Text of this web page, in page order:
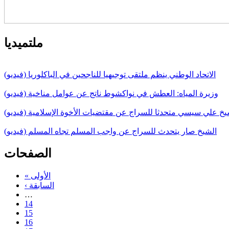
ملتميديا
الاتحاد الوطني ينظم ملتقى توجيهيا للناجحين في الباكلوريا (فيديو)
وزيرة المياه: العطش في نواكشوط ناتج عن عوامل مناخية (فيديو)
علي سيسي متحدثا للسراج عن مقتضيات الأخوة الإسلامية (فيديو)
الشيخ صار يتحدث للسراج عن واجب المسلم تجاه المسلم (فيديو)
الصفحات
« الأولى
‹ السابقة
…
14
15
16